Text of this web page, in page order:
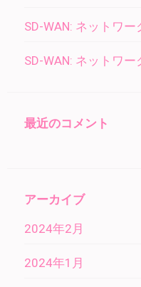
SD-WAN: ネットワ
SD-WAN: ネットワ
最近のコメント
アーカイブ
2024年2月
2024年1月